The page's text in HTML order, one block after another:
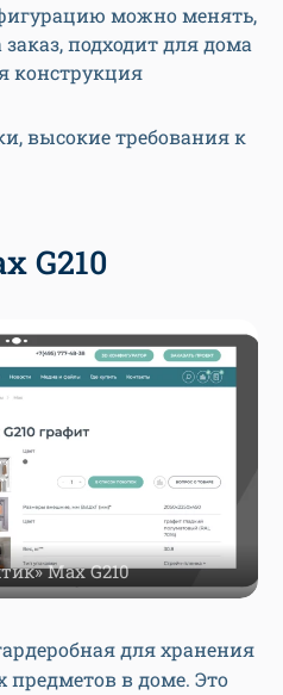
можно менять,
подходит для дома
конструкция
высокие требования к
G210
Max G210
для хранения
предметов в доме. Это